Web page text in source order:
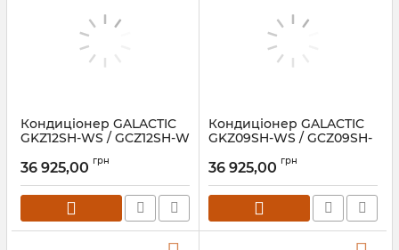
Кондиціонер GALACTIC
GKZ12SH-WS / GCZ12SH-W
36 925,00 грн
Кондиціонер GALACTIC
GKZ09SH-WS / GCZ09SH-
36 925,00 грн